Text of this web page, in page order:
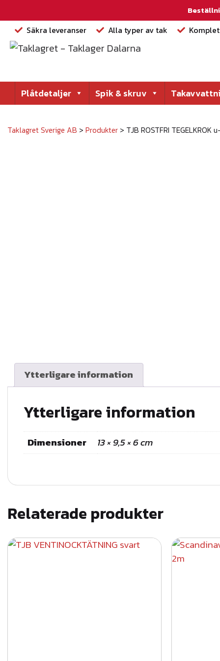
Säkra leveranser Alla typer av tak
Plåtdetaljer Spik & skruv
Taklagret Sverige AB > Produkter > TJB ROSTFRI TEGELKROK
Ytterligare information
Ytterligare information
Dimensioner 13 × 9,5 × 6 cm
Relaterade produkter